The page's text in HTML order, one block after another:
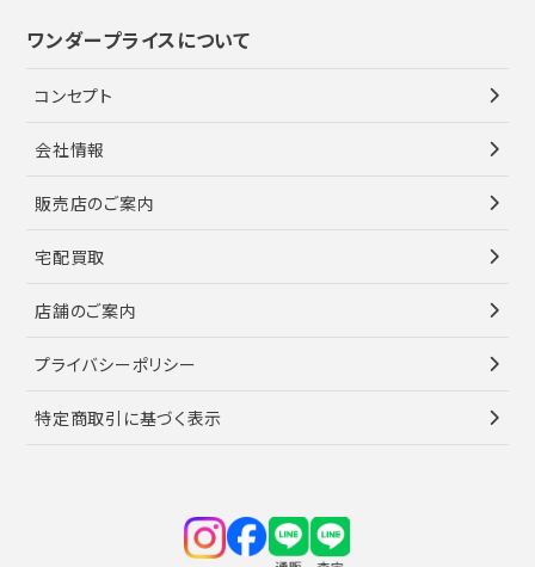
ワンダープライスについて
コンセプト
会社情報
販売店のご案内
宅配買取
店舗のご案内
プライバシーポリシー
特定商取引に基づく表示